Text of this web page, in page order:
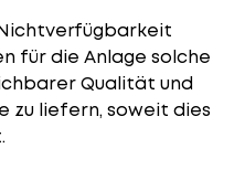
für die Anlage solche
Qualität und
zu liefern, soweit dies